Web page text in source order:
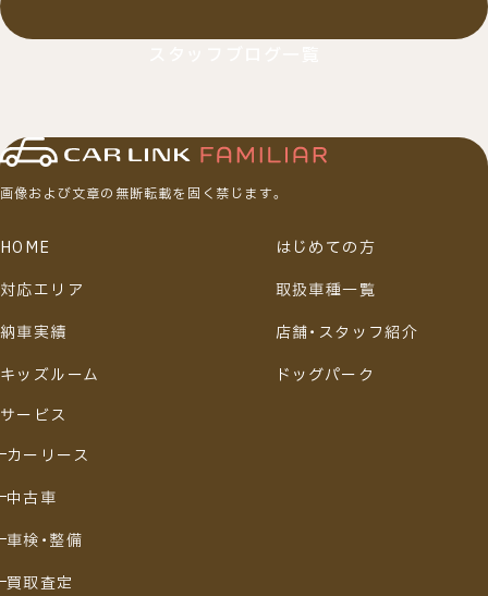
画像および文章の無断転載を固く禁じます。
HOME
はじめての方
対応エリア
取扱車種一覧
納車実績
店舗・スタッフ紹介
キッズルーム
ドッグパーク
サービス
カーリース
中古車
車検・整備
買取査定